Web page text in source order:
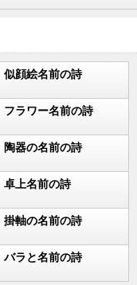
似顔絵名前の詩
フラワー名前の詩
陶器の名前の詩
卓上名前の詩
掛軸の名前の詩
バラと名前の詩